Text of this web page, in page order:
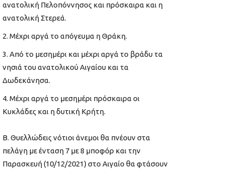
ανατολική Πελοπόννησος και πρόσκαιρα και η
ανατολική Στερεά.
Μέχρι αργά το απόγευμα η Θράκη.
Από το μεσημέρι και μέχρι αργά το βράδυ τα
νησιά του ανατολικού Αιγαίου και τα
Δωδεκάνησα.
Μέχρι αργά το μεσημέρι πρόσκαιρα οι
Κυκλάδες και η δυτική Κρήτη.
Β. Θυελλώδεις νότιοι άνεμοι θα πνέουν στα
πελάγη με ένταση 7 με 8 μποφόρ και την
Παρασκευή (10/12/2021) στο Αιγαίο θα φτάσουν